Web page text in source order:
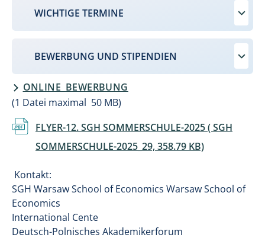
WICHTIGE TERMINE
BEWERBUNG UND STIPENDIEN
ONLINE_BEWERBUNG
(1 Datei maximal 50 MB)
DocumentFLYER-12. SGH SOMMERSCHULE-2025 ( SGH
SOMMERSCHULE-2025_29, 358.79 KB)
Kontakt:
SGH Warsaw School of Economics Warsaw School of
Economics
International Cente
Deutsch-Polnisches Akademikerforum